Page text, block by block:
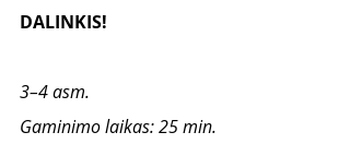
DALINKIS!
3–4 asm.
Gaminimo laikas: 25 min.